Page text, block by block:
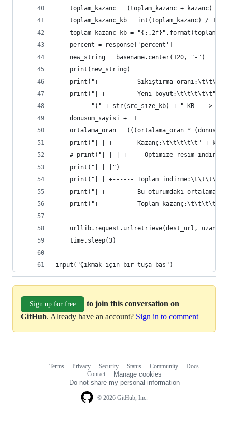
    toplam_kazanc = (toplam_kazanc + kazanc)
    toplam_kazanc_kb = int(toplam_kazanc) / 1024
toplam_kazanc_kb =
    percent = response['percent']
    new_string = basename.center(120, "-")
    print(new_string)
print("+---------- Sıkıştırma
print("| +-------- Yeni boyut:\t\t\t\t\t" +
"(" + str(src_size_kb) + " KB ---> "
    donusum_sayisi += 1
ortalama_oran = (((ortalama_oran *
print("| | +------ Kazanç:\t\t\t\t\t" +
# print("| | | +---- Optimize resim
    print("| | |")
print("| | +------ Toplam indirme:\t\t\t\t"
print("| +-------- Bu oturumdaki ortalama
print("+---------- Toplam kazanç:\t\t\t\t"
urllib.request.urlretrieve(dest_url,
    time.sleep(3)
input("Çıkmak için bir tuşa bas")
Sign up for free
to join this conversation on
GitHub. Already have an account? Sign in to comment
© 2026 GitHub, Inc.
Terms Privacy Security Status Community
Docs
Contact
Manage cookies
Do not share my personal information